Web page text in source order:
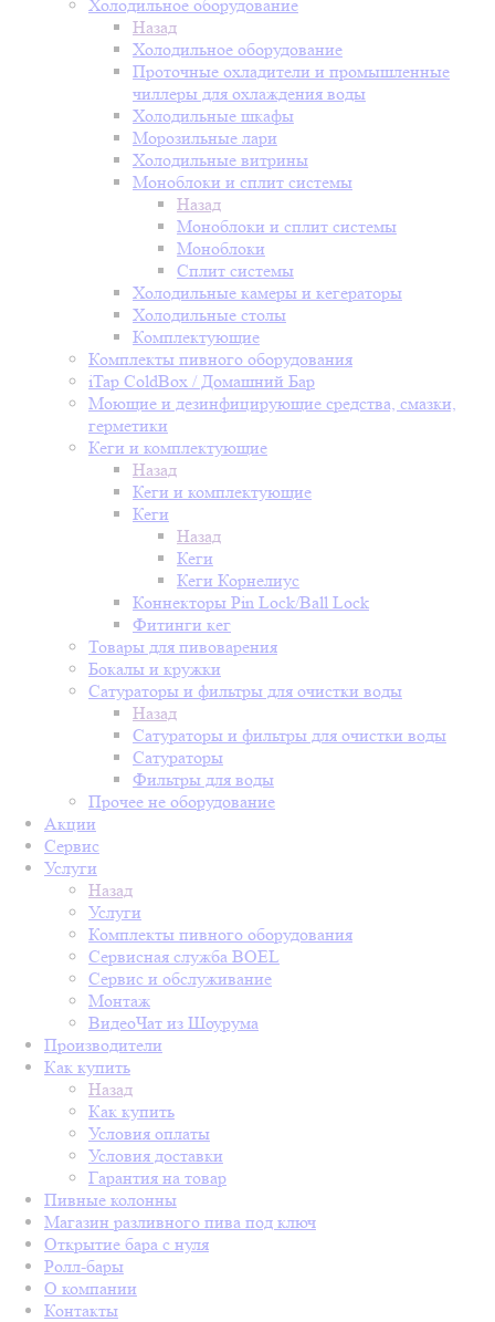
Холодильное оборудование
Назад
Холодильное оборудование
Проточные охладители и промышленные
чиллеры для охлаждения воды
Холодильные шкафы
Морозильные лари
Холодильные витрины
Моноблоки и сплит системы
Назад
Моноблоки и сплит системы
Моноблоки
Сплит системы
Холодильные камеры и кегераторы
Холодильные столы
Комплектующие
Комплекты пивного оборудования
iTap ColdBox / Домашний Бар
Моющие и дезинфицирующие средства, смазки,
герметики
Кеги и комплектующие
Назад
Кеги и комплектующие
Кеги
Назад
Кеги
Кеги Корнелиус
Коннекторы Pin Lock/Ball Lock
Фитинги кег
Товары для пивоварения
Бокалы и кружки
Сатураторы и фильтры для очистки воды
Назад
Сатураторы и фильтры для очистки воды
Сатураторы
Фильтры для воды
Прочее не оборудование
Акции
Сервис
Услуги
Назад
Услуги
Комплекты пивного оборудования
Сервисная служба BOEL
Сервис и обслуживание
Монтаж
ВидеоЧат из Шоурума
Производители
Как купить
Назад
Как купить
Условия оплаты
Условия доставки
Гарантия на товар
Пивные колонны
Магазин разливного пива под ключ
Открытие бара с нуля
Ролл-бары
О компании
Контакты